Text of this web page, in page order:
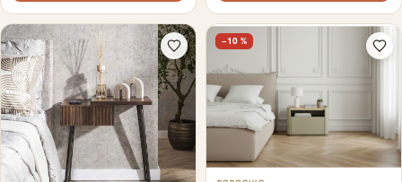
−10 %